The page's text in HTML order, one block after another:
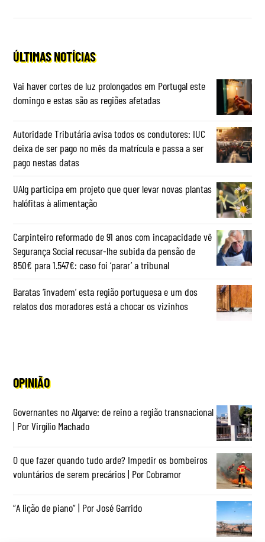
ÚLTIMAS NOTÍCIAS
Vai haver cortes de luz prolongados em Portugal este
domingo e estas são as regiões afetadas
Autoridade Tributária avisa todos os condutores: IUC
deixa de ser pago no mês da matrícula e passa a ser
pago nestas datas
UAlg participa em projeto que quer levar novas plantas
halófitas à alimentação
Carpinteiro reformado de 91 anos com incapacidade vê
Segurança Social recusar-lhe subida da pensão de
850€ para 1.547€: caso foi ‘parar’ a tribunal
Baratas ‘invadem’ esta região portuguesa e um dos
relatos dos moradores está a chocar os vizinhos
OPINIÃO
Governantes no Algarve: de reino a região transnacional
| Por Virgílio Machado
O que fazer quando tudo arde? Impedir os bombeiros
voluntários de serem precários | Por Cobramor
“A lição de piano” | Por José Garrido